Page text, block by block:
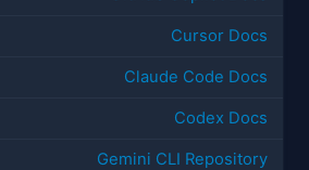
Cursor Docs
Claude Code Docs
Codex Docs
Gemini CLI Repository